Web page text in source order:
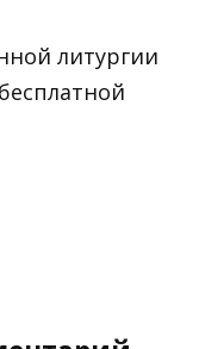
литургии